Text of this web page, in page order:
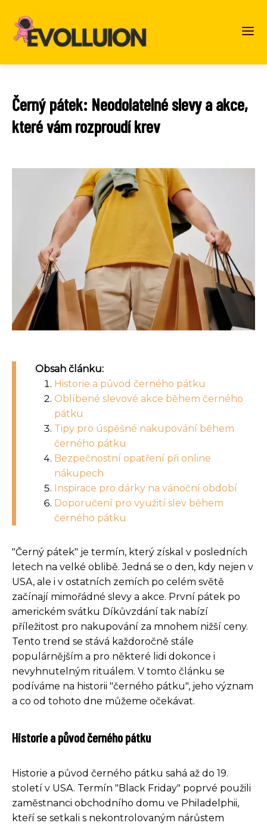
Černý pátek: Neodolatelné slevy a akce,
které vám rozproudí krev
Obsah článku:
Historie a původ černého pátku
Oblíbené slevové akce během černého
pátku
Tipy pro úspěšné nakupování během
černého pátku
Bezpečnostní opatření při online
nákupech
Inspirace pro dárky na vánoční období
Doporučení pro využití slev během
černého pátku
"Černý pátek" je termín, který získal v posledních
letech na velké oblibě. Jedná se o den, kdy nejen v
USA, ale i v ostatních zemích po celém světě
začínají mimořádné slevy a akce. První pátek po
americkém svátku Díkůvzdání tak nabízí
příležitost pro nakupování za mnohem nižší ceny.
Tento trend se stává každoročně stále
populárnějším a pro některé lidi dokonce i
nevyhnutelným rituálem. V tomto článku se
podíváme na historii "černého pátku", jeho význam
a co od tohoto dne můžeme očekávat.
Historie a původ černého pátku
Historie a původ černého pátku sahá až do 19.
století v USA. Termín "Black Friday" poprvé použili
zaměstnanci obchodního domu ve Philadelphii,
kteří se setkali s nekontrolovaným nárůstem